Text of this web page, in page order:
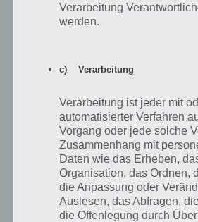
Um ein simples Level handelt es sich auch
Knopf auf der linken Seite überdeckt,
Verarbeitung
werden.
c) Verarbeitung
Verarbeitung ist jeder mit
automatisierter Verfahren
Vorgang oder jede solche
Zusammenhang mit
Daten wie das Erheben,
Organisation, das Ordnen,
die Anpassung oder
Auslesen, das Abfragen,
die Offenlegung durch